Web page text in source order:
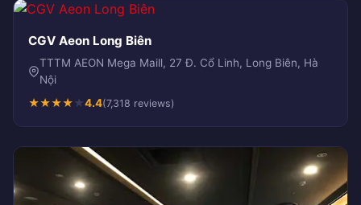
CGV Aeon Long Biên
TTTM AEON Mega Maill, 27 Đ. Cổ Linh, Long Biên, Hà
Nội
★★★★★4.4(7,318 reviews)